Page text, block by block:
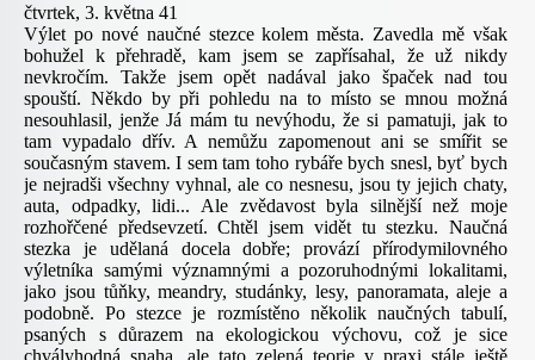
čtvrtek, 3. května 41
Výlet po nové naučné stezce kolem města. Zavedla mě však
bohužel k přehradě, kam jsem se zapřísahal, že už nikdy
nevkročím. Takže jsem opět nadával jako špaček nad tou
spouští. Někdo by při pohledu na to místo se mnou možná
nesouhlasil, jenže Já mám tu nevýhodu, že si pamatuji, jak to
tam vypadalo dřív. A nemůžu zapomenout ani se smířit se
současným stavem. I sem tam toho rybáře bych snesl, byť bych
je nejradši všechny vyhnal, ale co nesnesu, jsou ty jejich chaty,
auta, odpadky, lidi... Ale zvědavost byla silnější než moje
rozhořčené předsevzetí. Chtěl jsem vidět tu stezku. Naučná
stezka je udělaná docela dobře; provází přírodymilovného
výletníka samými významnými a pozoruhodnými lokalitami,
jako jsou tůňky, meandry, studánky, lesy, panoramata, aleje a
podobně. Po stezce je rozmístěno několik naučných tabulí,
psaných s důrazem na ekologickou výchovu, což je sice
chvályhodná snaha, ale tato zelená teorie v praxi stále ještě